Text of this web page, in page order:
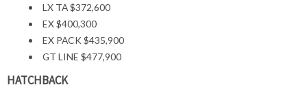
LX TA $372,600
EX $400,300
EX PACK $435,900
GT LINE $477,900
HATCHBACK